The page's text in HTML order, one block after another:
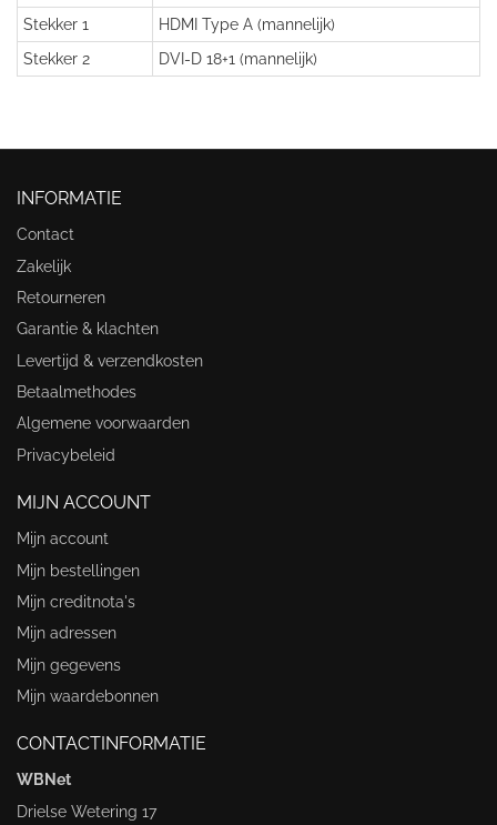
Stekker 1
HDMI Type A (mannelijk)
Stekker 2
DVI-D 18+1 (mannelijk)
INFORMATIE
Contact
Zakelijk
Retourneren
Garantie & klachten
Levertijd & verzendkosten
Betaalmethodes
Algemene voorwaarden
Privacybeleid
MIJN ACCOUNT
Mijn account
Mijn bestellingen
Mijn creditnota's
Mijn adressen
Mijn gegevens
Mijn waardebonnen
CONTACTINFORMATIE
WBNet
Drielse Wetering 17